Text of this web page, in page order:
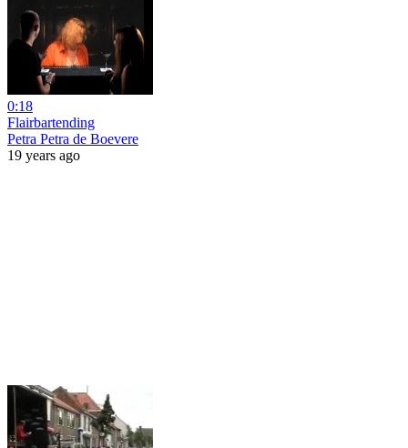
0:18
Flairbartending
Petra Petra de Boevere
19 years ago